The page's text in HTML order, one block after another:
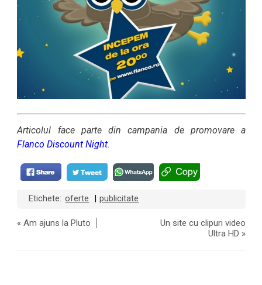
Articolul face parte din campania de promovare a
Flanco Discount Night.
Etichete: oferte publicitate
«Am ajuns la Pluto
Un site cu clipuri video
Ultra HD »